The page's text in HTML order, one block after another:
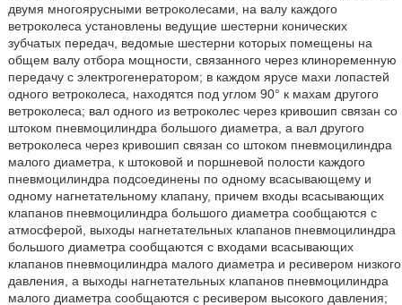
двумя многоярусными ветроколесами, на валу каждого
ветроколеса установлены ведущие шестерни конических
зубчатых передач, ведомые шестерни которых помещены на
общем валу отбора мощности, связанного через клиноременную
передачу с электрогенератором; в каждом ярусе махи лопастей
одного ветроколеса, находятся под углом 90° к махам другого
ветроколеса; вал одного из ветроколес через кривошип связан со
штоком пневмоцилиндра большого диаметра, а вал другого
ветроколеса через кривошип связан со штоком пневмоцилиндра
малого диаметра, к штоковой и поршневой полости каждого
пневмоцилиндра подсоединены по одному всасывающему и
одному нагнетательному клапану, причем входы всасывающих
клапанов пневмоцилиндра большого диаметра сообщаются с
атмосферой, выходы нагнетательных клапанов пневмоцилиндра
большого диаметра сообщаются с входами всасывающих
клапанов пневмоцилиндра малого диаметра и ресивером низкого
давления, а выходы нагнетательных клапанов пневмоцилиндра
малого диаметра сообщаются с ресивером высокого давления;